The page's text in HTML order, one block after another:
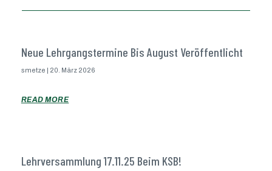
Neue Lehrgangstermine Bis August Veröffentlicht
smetze 20. März 2026
READ MORE
Lehrversammlung 17.11.25 Beim KSB!